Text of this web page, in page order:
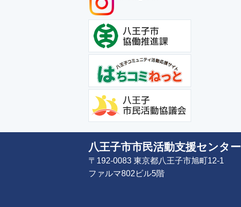
八王子市市民活動支援センター
〒192-0083 東京都八王子市旭町12-1
ファルマ802ビル5階